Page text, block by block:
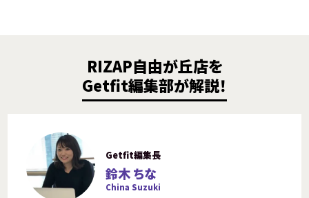
RIZAP自由が丘店を
Getfit編集部が解説！
Getfit編集長
鈴木 ちな
China Suzuki